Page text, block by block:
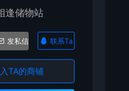
逢储物站
发私信 联系Ta
TA的商铺